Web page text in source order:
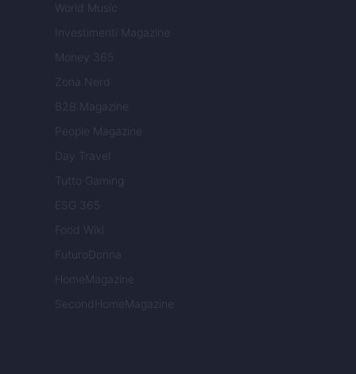
World Music
Investimenti Magazine
Money 365
Zona Nerd
B2B Magazine
People Magazine
Day Travel
Tutto Gaming
ESG 365
Food Wiki
FuturoDonna
HomeMagazine
SecondHomeMagazine